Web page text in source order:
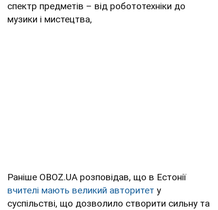
спектр предметів – від робототехніки до
музики і мистецтва,
Раніше OBOZ.UA розповідав, що в Естонії
вчителі мають великий авторитет у
суспільстві, що дозволило створити сильну та